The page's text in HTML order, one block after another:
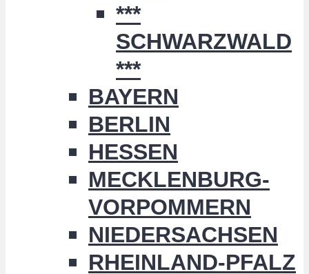
***
SCHWARZWALD
***
BAYERN
BERLIN
HESSEN
MECKLENBURG-
VORPOMMERN
NIEDERSACHSEN
RHEINLAND-PFALZ